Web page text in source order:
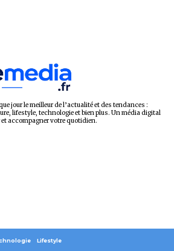
jour le meilleur de l’actualité et des tendances :
lifestyle, technologie et bien plus. Un média digital
accompagner votre quotidien.
Lifestyle